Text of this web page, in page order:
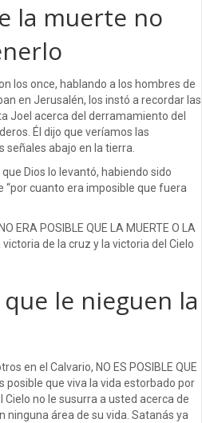
la muerte no
los once, hablando a los hombres de
en Jerusalén, los instó a recordar las
Joel acerca del derramamiento del
Él dijo que veríamos las
señales abajo en la tierra.
Dios lo levantó, habiendo sido
“por cuanto era imposible que fuera
ERA POSIBLE QUE LA MUERTE O LA
victoria de la cruz y la victoria del Cielo
le nieguen la
en el Calvario, NO ES POSIBLE QUE
posible que viva la vida estorbado por
Cielo no le susurra a usted acerca de
ninguna área de su vida. Satanás ya